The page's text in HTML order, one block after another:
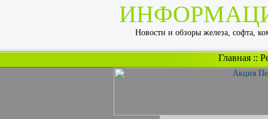
Новости и обзоры железа, софта,
Главная::